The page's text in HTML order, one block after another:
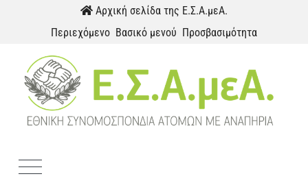
Παράκαμψη προς το περιεχόμενοΑρχική σελίδα της Ε.Σ.Α.μεΑ.
Περιεχόμενο Βασικό μενού Προσβασιμότητα